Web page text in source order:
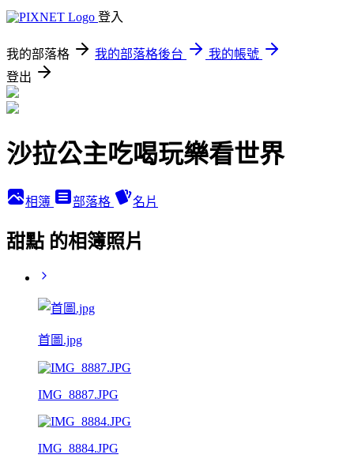
登入
我的部落格 我的部落格後台
我的帳號
登出
沙拉公主吃喝玩樂看世界
相簿 部落格 名片
甜點 的相簿照片
首圖.jpg
IMG_8887.JPG
IMG_8884.JPG